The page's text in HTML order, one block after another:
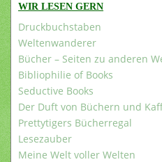
WIR LESEN GERN
Druckbuchstaben
Weltenwanderer
Bücher – Seiten zu anderen
Bibliophilie of Books
Seductive Books
Der Duft von Büchern und
Prettytigers Bücherregal
Lesezauber
Meine Welt voller Welten